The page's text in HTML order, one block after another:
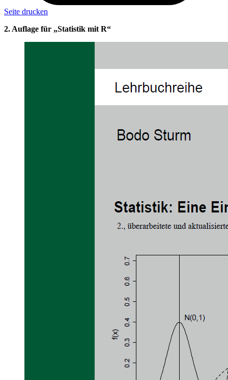
Seite drucken
2. Auflage für „Statistik mit R“